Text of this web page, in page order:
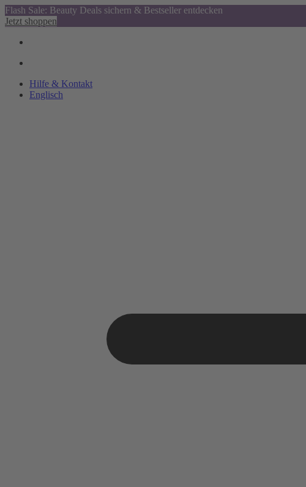
Flash Sale: Beauty Deals sichern & Bestseller entdecken
Jetzt shoppen
Hilfe & Kontakt
Englisch